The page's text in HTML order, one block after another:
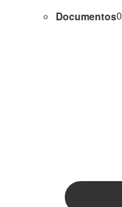
Documentos0